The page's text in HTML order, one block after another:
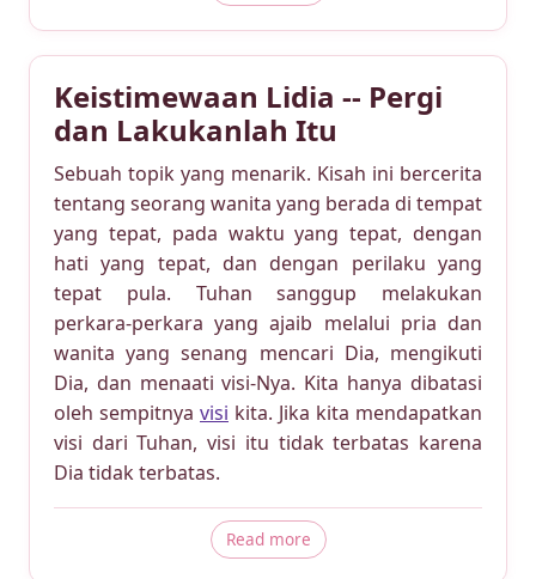
Keistimewaan Lidia -- Pergi
dan Lakukanlah Itu
Sebuah topik yang menarik. Kisah ini bercerita
tentang seorang wanita yang berada di tempat
yang tepat, pada waktu yang tepat, dengan
hati yang tepat, dan dengan perilaku yang
tepat pula. Tuhan sanggup melakukan
perkara-perkara yang ajaib melalui pria dan
wanita yang senang mencari Dia, mengikuti
Dia, dan menaati visi-Nya. Kita hanya dibatasi
oleh sempitnya visi kita. Jika kita mendapatkan
visi dari Tuhan, visi itu tidak terbatas karena
Dia tidak terbatas.
Read moreabout Keistimewaan Lidia --